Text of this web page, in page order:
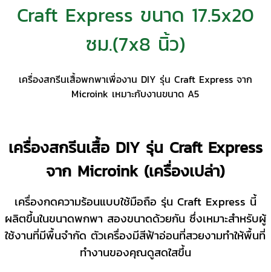
Craft Express ขนาด 17.5x20
ซม.(7x8 นิ้ว)
เครื่องสกรีนเสื้อพกพาเพื่องาน DIY รุ่น Craft Express จาก
Microink เหมาะกับงานขนาด A5
เครื่องสกรีนเสื้อ DIY รุ่น Craft Express
จาก Microink (เครื่องเปล่า)
เครื่องกดความร้อนแบบใช้มือถือ รุ่น Craft Express นี้
ผลิตขึ้นในขนาดพกพา สองขนาดด้วยกัน ซึ่งเหมาะสำหรับผู้
ใช้งานที่มีพื้นจำกัด ตัวเครื่องมีสีฟ้าอ่อนที่สวยงามทำให้พื้นที่
ทำงานของคุณดูสดใสขึ้น